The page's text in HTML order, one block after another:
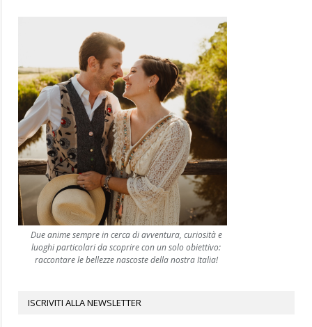
Due anime sempre in cerca di avventura, curiosità e
luoghi particolari da scoprire con un solo obiettivo:
raccontare le bellezze nascoste della nostra Italia!
ISCRIVITI ALLA NEWSLETTER